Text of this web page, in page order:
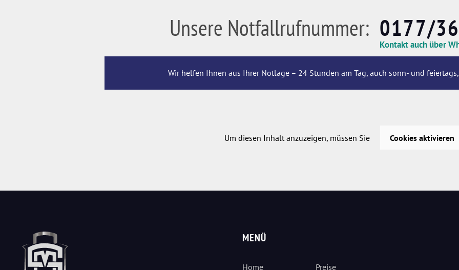
Unsere Notfallrufnummer: 0177/
Kontakt auch über
Wir helfen Ihnen aus Ihrer Notlage – 24 Stunden am Tag, auch sonn- und feiertags,
Um diesen Inhalt anzuzeigen, müssen Sie Cookies aktivieren
MENÜ
Home Preise